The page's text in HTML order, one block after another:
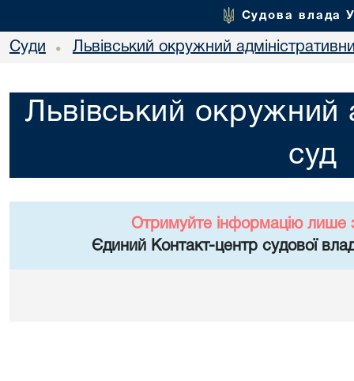
Судова влада
Суди • Львівський окружний
Львівський окружний
суд
Отримуйте інформацію лише
Єдиний Контакт-центр судової